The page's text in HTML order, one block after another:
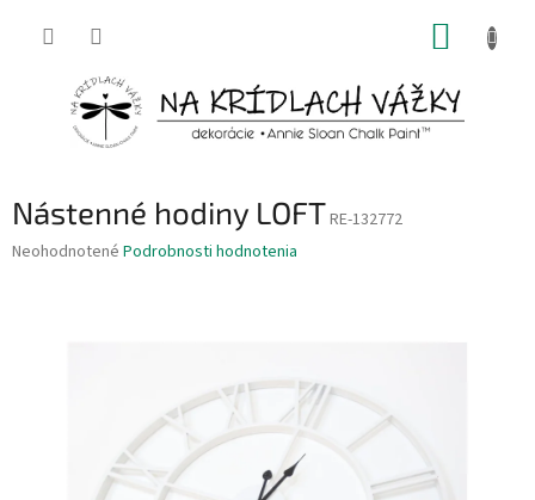
Nástenné hodiny LOFTRE-132772
Priemerné
Neohodnotené Podrobnosti hodnotenia